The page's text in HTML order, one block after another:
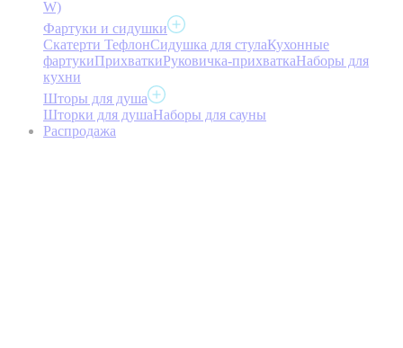
W)
Фартуки и сидушки
Скатерти ТефлонСидушка для стулаКухонные
фартукиПрихваткиРуковичка-прихваткаНаборы для
кухни
Шторы для душа
Шторки для душаНаборы для сауны
Распродажа